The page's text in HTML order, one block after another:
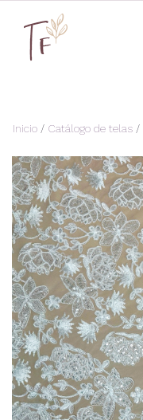
Inicio/ Catálogo de telas/